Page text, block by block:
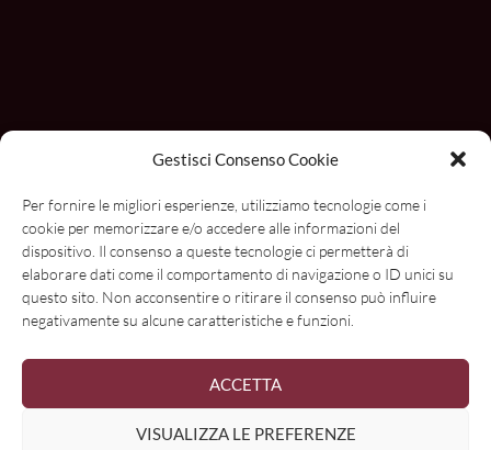
Gestisci Consenso Cookie
Per fornire le migliori esperienze, utilizziamo tecnologie come i
cookie per memorizzare e/o accedere alle informazioni del
dispositivo. Il consenso a queste tecnologie ci permetterà di
elaborare dati come il comportamento di navigazione o ID unici su
questo sito. Non acconsentire o ritirare il consenso può influire
negativamente su alcune caratteristiche e funzioni.
ACCETTA
VISUALIZZA LE PREFERENZE